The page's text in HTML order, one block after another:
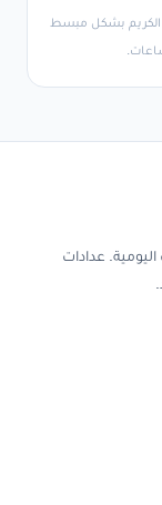
الكريم بشكل مبسط
اليومية. عدادات